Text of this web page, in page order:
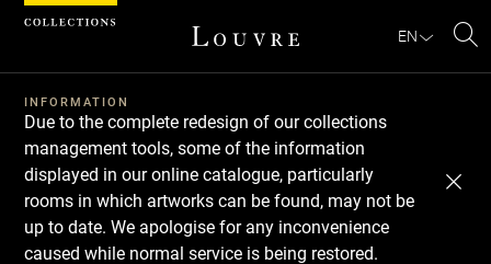
EN
INFORMATION
Due to the complete redesign of our collections
management tools, some of the information
displayed in our online catalogue, particularly
rooms in which artworks can be found, may not be
up to date. We apologise for any inconvenience
caused while normal service is being restored.
Cookies management panel